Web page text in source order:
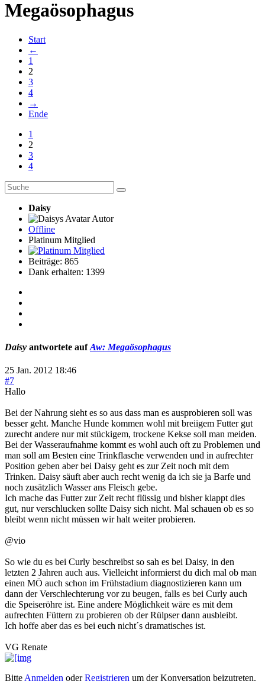
Megaösophagus
Start
←
1
2
3
4
→
Ende
1
2
3
4
Daisy
Autor
Offline
Platinum Mitglied
Beiträge: 865
Dank erhalten: 1399
Daisy antwortete aufAw: Megaösophagus
25 Jan. 2012 18:46
#7
Hallo
Bei der Nahrung sieht es so aus dass man es ausprobieren soll was
besser geht. Manche Hunde kommen wohl mit breiigem Futter gut
zurecht andere nur mit stückigem, trockene Kekse soll man meiden.
Bei der Wasseraufnahme kommt es wohl auch oft zu Problemen und
man soll am Besten eine Trinkflasche verwenden und in aufrechter
Position geben aber bei Daisy geht es zur Zeit noch mit dem
Trinken. Daisy säuft aber auch recht wenig da ich sie ja Barfe und
noch zusätzlich Wasser ans Fleisch gebe.
Ich mache das Futter zur Zeit recht flüssig und bisher klappt dies
gut, nur verschlucken sollte Daisy sich nicht. Mal schauen ob es so
bleibt wenn nicht müssen wir halt weiter probieren.
@vio
So wie du es bei Curly beschreibst so sah es bei Daisy, in den
letzten 2 Jahren auch aus. Vielleicht informierst du dich mal ob man
einen MÖ auch schon im Frühstadium diagnostizieren kann um
dann der Verschlechterung vor zu beugen, falls es bei Curly auch
die Speiseröhre ist. Eine andere Möglichkeit wäre es mit dem
aufrechten Füttern zu probieren ob der Rülpser dann ausbleibt.
Ich hoffe aber das es bei euch nicht´s dramatisches ist.
VG Renate
BitteAnmelden oderRegistrieren um der Konversation beizutreten.